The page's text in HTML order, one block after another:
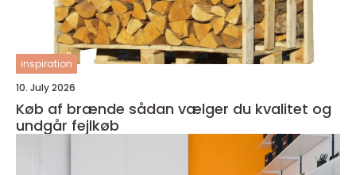
inspiration
10. July 2026
Køb af brænde sådan vælger du kvalitet og
undgår fejlkøb